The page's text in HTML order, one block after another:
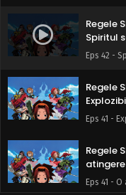
Regele
Spiritul
Eps 42 -
Regele
Eps 41 -
Regele
Eps 41 -